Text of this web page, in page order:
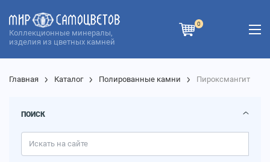
Коллекционные минералы,
изделия из цветных камней
0
Главная Каталог Полированные камни Пироксмангит
ПОИСК